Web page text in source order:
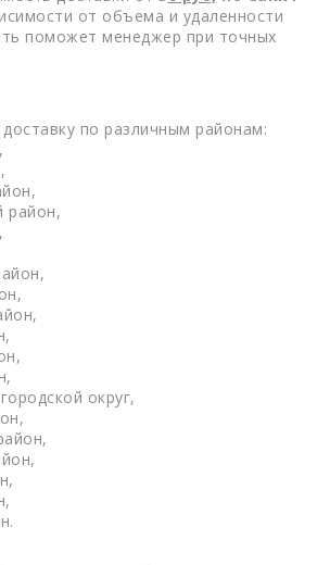
от объема и удаленности
поможет менеджер при точных
по различным районам:
район,
округ,